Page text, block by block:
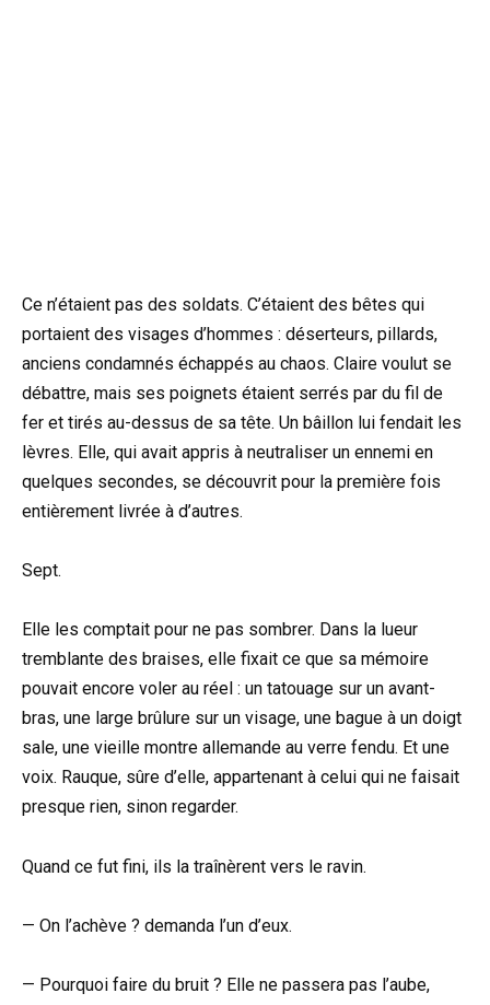
Ce n’étaient pas des soldats. C’étaient des bêtes qui
portaient des visages d’hommes : déserteurs, pillards,
anciens condamnés échappés au chaos. Claire voulut se
débattre, mais ses poignets étaient serrés par du fil de
fer et tirés au-dessus de sa tête. Un bâillon lui fendait les
lèvres. Elle, qui avait appris à neutraliser un ennemi en
quelques secondes, se découvrit pour la première fois
entièrement livrée à d’autres.
Sept.
Elle les comptait pour ne pas sombrer. Dans la lueur
tremblante des braises, elle fixait ce que sa mémoire
pouvait encore voler au réel : un tatouage sur un avant-
bras, une large brûlure sur un visage, une bague à un doigt
sale, une vieille montre allemande au verre fendu. Et une
voix. Rauque, sûre d’elle, appartenant à celui qui ne faisait
presque rien, sinon regarder.
Quand ce fut fini, ils la traînèrent vers le ravin.
— On l’achève ? demanda l’un d’eux.
— Pourquoi faire du bruit ? Elle ne passera pas l’aube,